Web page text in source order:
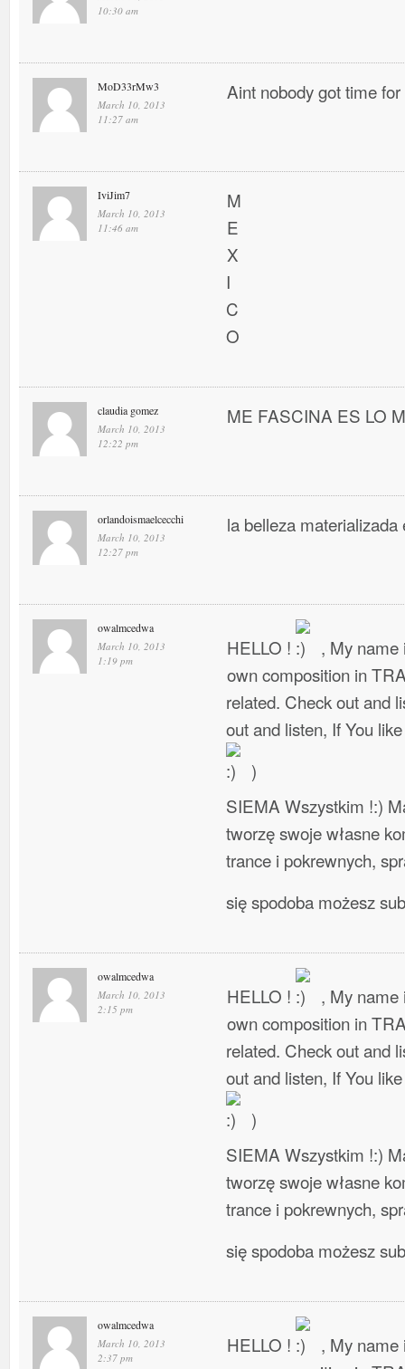
10:30 am
MoD33rMw3
March 10, 2013
11:27 am
Aint nobody got time for
IviJim7
March 10, 2013
11:46 am
M
E
X
I
C
O
claudia gomez
March 10, 2013
12:22 pm
ME FASCINA ES LO
orlandoismaelcecchi
March 10, 2013
12:27 pm
la belleza materializada
owalmcedwa
March 10, 2013
1:19 pm
HELLO !
, My name
own composition in
related. Check out and
out and listen, If You
)
SIEMA Wszystkim !:)
tworzę swoje własne
trance i pokrewnych,
się spodoba możesz
owalmcedwa
March 10, 2013
2:15 pm
HELLO !
, My name
own composition in
related. Check out and
out and listen, If You
)
SIEMA Wszystkim !:)
tworzę swoje własne
trance i pokrewnych,
się spodoba możesz
owalmcedwa
March 10, 2013
2:37 pm
HELLO !
, My name